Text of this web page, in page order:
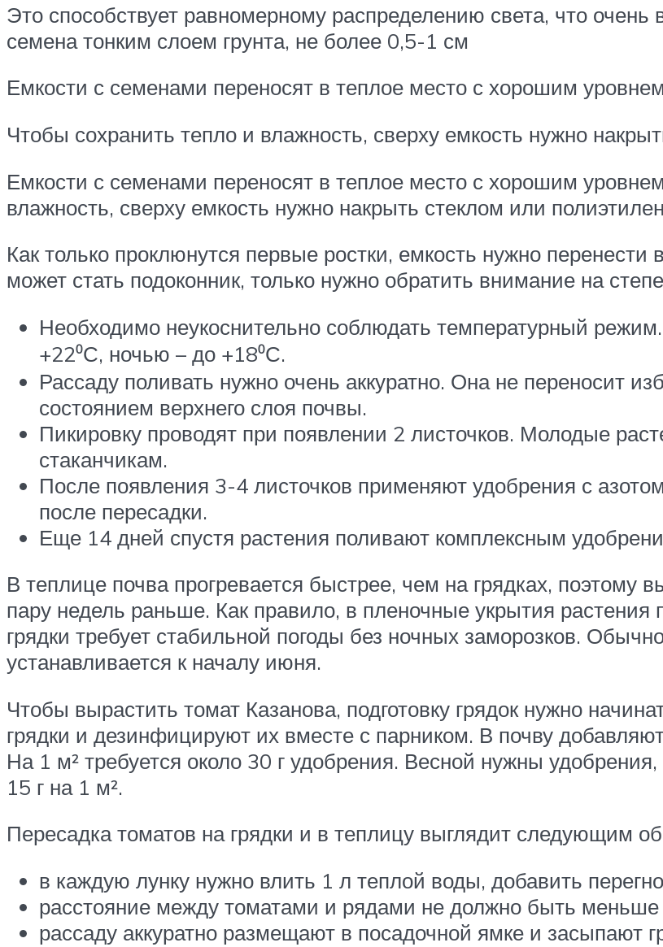
Это способствует равномерному распределению света, что
семена тонким слоем грунта, не более 0,5-1 см
Емкости с семенами переносят в теплое место с хорошим
Чтобы сохранить тепло и влажность, сверху емкость нужно
Емкости с семенами переносят в теплое место с хорошим
влажность, сверху емкость нужно накрыть стеклом или
Как только проклюнутся первые ростки, емкость нужно
может стать подоконник, только нужно обратить внимание на
Необходимо неукоснительно соблюдать температурный
+22⁰С, ночью – до +18⁰С.
Рассаду поливать нужно очень аккуратно. Она не переносит
состоянием верхнего слоя почвы.
Пикировку проводят при появлении 2 листочков. Молодые
стаканчикам.
После появления 3-4 листочков применяют удобрения с
после пересадки.
Еще 14 дней спустя растения поливают комплексным
В теплице почва прогревается быстрее, чем на грядках,
пару недель раньше. Как правило, в пленочные укрытия
грядки требует стабильной погоды без ночных заморозков.
устанавливается к началу июня.
Чтобы вырастить томат Казанова, подготовку грядок нужно
грядки и дезинфицируют их вместе с парником. В почву
На 1 м² требуется около 30 г удобрения. Весной нужны
15 г на 1 м².
Пересадка томатов на грядки и в теплицу выглядит следующим
в каждую лунку нужно влить 1 л теплой воды, добавить
расстояние между томатами и рядами не должно быть
рассаду аккуратно размещают в посадочной ямке и засыпают